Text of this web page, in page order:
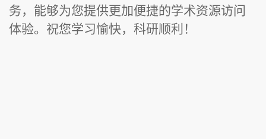
务，能够为您提供更加便捷的学术资源访问
体验。祝您学习愉快，科研顺利！